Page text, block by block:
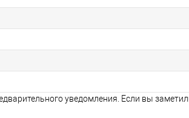
уведомления. Если вы